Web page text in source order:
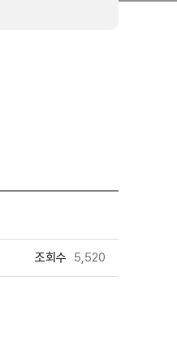
조회수 5,520